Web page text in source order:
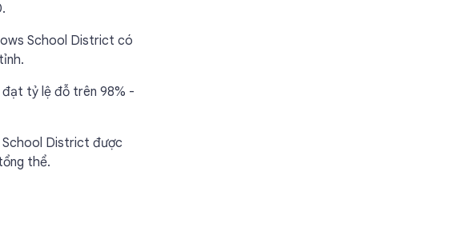
School District có
đạt tỷ lệ đỗ trên 98% -
School District được
thể.